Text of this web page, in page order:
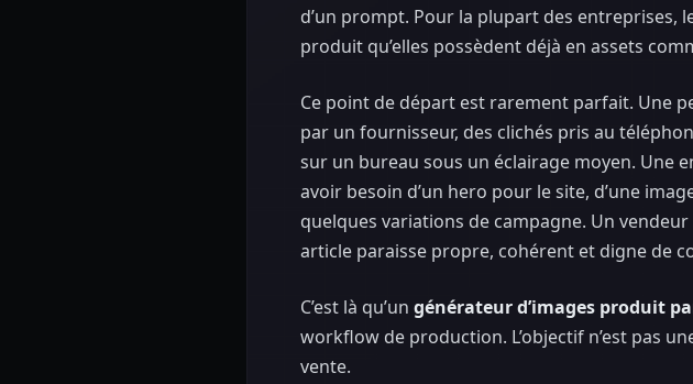
d’un prompt. Pour la plupart des entreprises,
produit qu’elles possèdent déjà en assets
Ce point de départ est rarement parfait. Une
par un fournisseur, des clichés pris au
sur un bureau sous un éclairage moyen. Une
avoir besoin d’un hero pour le site, d’une
quelques variations de campagne. Un
article paraisse propre, cohérent et digne de
C’est là qu’un générateur d’images produit
workflow de production. L’objectif n’est pas
vente.